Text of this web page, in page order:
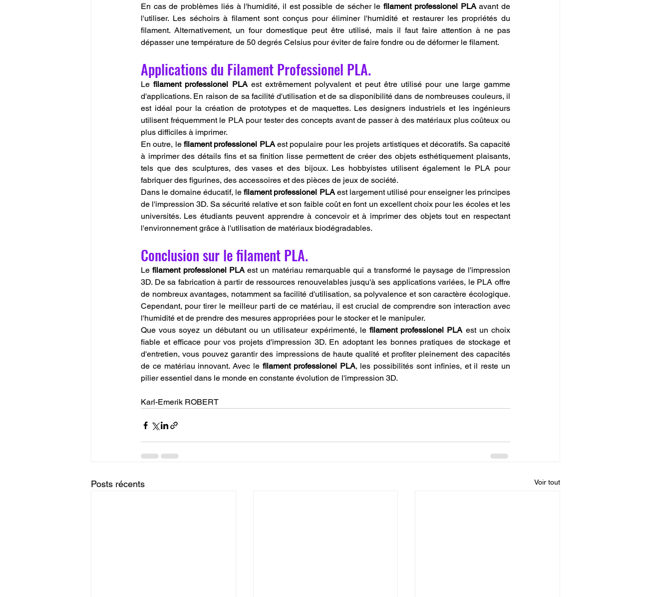
En cas de problèmes liés à l'humidité, il est possible de sécher le filament professionel PLA avant de
l'utiliser. Les séchoirs à filament sont conçus pour éliminer l'humidité et restaurer les propriétés du
filament. Alternativement, un four domestique peut être utilisé, mais il faut faire attention à ne pas
dépasser une température de 50 degrés Celsius pour éviter de faire fondre ou de déformer le filament.
Applications du Filament Professionel PLA.
Le filament professionel PLA est extrêmement polyvalent et peut être utilisé pour une large gamme
d'applications. En raison de sa facilité d'utilisation et de sa disponibilité dans de nombreuses couleurs, il
est idéal pour la création de prototypes et de maquettes. Les designers industriels et les ingénieurs
utilisent fréquemment le PLA pour tester des concepts avant de passer à des matériaux plus coûteux ou
plus difficiles à imprimer.
En outre, le filament professionel PLA est populaire pour les projets artistiques et décoratifs. Sa capacité
à imprimer des détails fins et sa finition lisse permettent de créer des objets esthétiquement plaisants,
tels que des sculptures, des vases et des bijoux. Les hobbyistes utilisent également le PLA pour
fabriquer des figurines, des accessoires et des pièces de jeux de société.
Dans le domaine éducatif, le filament professionel PLA est largement utilisé pour enseigner les principes
de l'impression 3D. Sa sécurité relative et son faible coût en font un excellent choix pour les écoles et les
universités. Les étudiants peuvent apprendre à concevoir et à imprimer des objets tout en respectant
l'environnement grâce à l'utilisation de matériaux biodégradables.
Conclusion sur le filament PLA.
Le filament professionel PLA est un matériau remarquable qui a transformé le paysage de l'impression
3D. De sa fabrication à partir de ressources renouvelables jusqu'à ses applications variées, le PLA offre
de nombreux avantages, notamment sa facilité d'utilisation, sa polyvalence et son caractère écologique.
Cependant, pour tirer le meilleur parti de ce matériau, il est crucial de comprendre son interaction avec
l'humidité et de prendre des mesures appropriées pour le stocker et le manipuler.
Que vous soyez un débutant ou un utilisateur expérimenté, le filament professionel PLA est un choix
fiable et efficace pour vos projets d'impression 3D. En adoptant les bonnes pratiques de stockage et
d'entretien, vous pouvez garantir des impressions de haute qualité et profiter pleinement des capacités
de ce matériau innovant. Avec le filament professionel PLA, les possibilités sont infinies, et il reste un
pilier essentiel dans le monde en constante évolution de l'impression 3D.
Karl-Emerik ROBERT
Posts récents Voir tout